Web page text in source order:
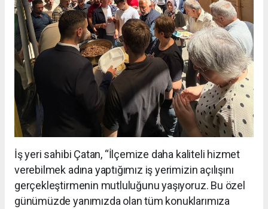
İş yeri sahibi Çatan, “İlçemize daha kaliteli hizmet
verebilmek adına yaptığımız iş yerimizin açılışını
gerçekleştirmenin mutluluğunu yaşıyoruz. Bu özel
günümüzde yanımızda olan tüm konuklarımıza